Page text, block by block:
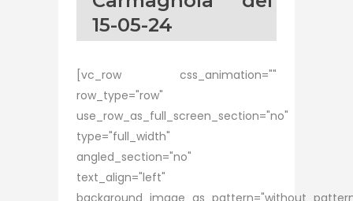
15-05-24
[vc_row css_animation=""
row_type="row"
use_row_as_full_screen_section="no"
type="full_width"
angled_section="no"
text_align="left"